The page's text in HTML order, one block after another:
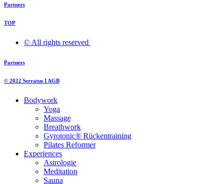
Partners
TOP
© All rights reserved ​
Partners
© 2022 Serratus I AGB
Bodywork
Yoga
Massage
Breathwork
Gyrotonic® Rückentraining
Pilates Reformer
Experiences
Astrologie
Meditation
Sauna